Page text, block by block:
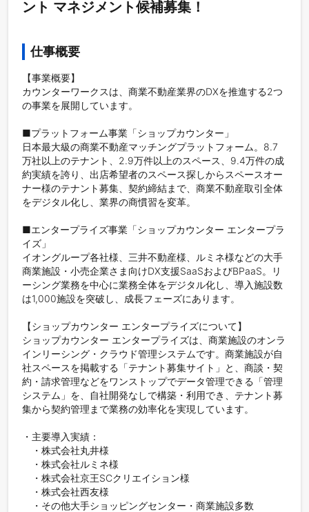
ント マネジメント候補募集！
仕事概要
【事業概要】
カウンターワークスは、商業不動産業界のDXを推進する2つ
の事業を展開しています。
■プラットフォーム事業「ショップカウンター」
日本最大級の商業不動産マッチングプラットフォーム。8.7
万社以上のテナント、2.9万件以上のスペース、9.4万件の成
約実績を誇り、出店希望者のスペース探しからスペースオー
ナー様のテナント募集、契約締結まで、商業不動産取引全体
をデジタル化し、業界の商慣習を変革。
■エンタープライズ事業「ショップカウンター エンタープラ
イズ」
イオングループ各社様、三井不動産様、ルミネ様などの大手
商業施設・小売企業さま向けDX支援SaaSおよびBPaaS。リ
ーシング業務を中心に業務全体をデジタル化し、導入施設数
は1,000施設を突破し、成長フェーズにあります。
【ショップカウンター エンタープライズについて】
ショップカウンター エンタープライズは、商業施設のオンラ
インリーシング・クラウド管理システムです。商業施設が自
社スペースを掲載する「テナント募集サイト」と、商談・契
約・請求管理などをワンストップでデータ管理できる「管理
システム」を、自社開発なしで構築・利用でき、テナント募
集から契約管理まで業務の効率化を実現しています。
・主要導入実績：
・株式会社丸井様
・株式会社ルミネ様
・株式会社京王SCクリエイション様
・株式会社西友様
・その他大手ショッピングセンター・商業施設多数